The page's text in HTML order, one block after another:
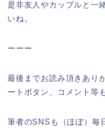
是非友人やカップルと一
いね。
ーーー
最後までお読み頂きあり
ートボタン、コメント等
筆者のSNSも（ほぼ）毎